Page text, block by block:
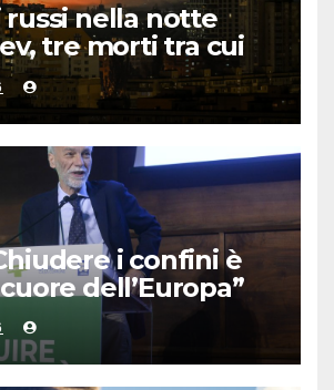
nella notte
tre morti tra cui
i confini è
dell’Europa”